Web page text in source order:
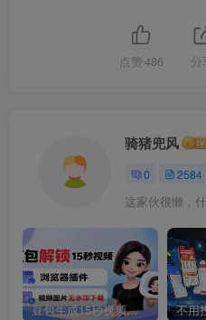
点赞 486 分
骑猪兜风
0 2584
这家伙很懒，
豆包生成15秒视频——浏览器插件：豆包/Dola 视频图片无水印下载 + 解锁15秒视频生成